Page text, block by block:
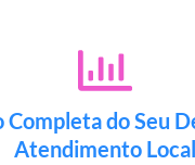
Completa do Seu
Atendimento Local